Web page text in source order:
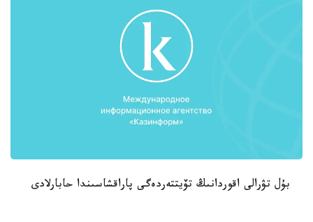
بۇل تۋرالى اقوردانىڭ تۆيتتەردەگى پاراقشاسىندا حابارلادى